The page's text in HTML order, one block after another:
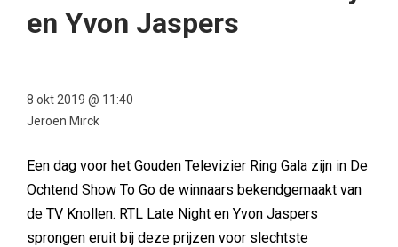
en Yvon Jaspers
8 okt 2019 @ 11:40
Jeroen Mirck
Een dag voor het Gouden Televizier Ring Gala zijn in De
Ochtend Show To Go de winnaars bekendgemaakt van
de TV Knollen. RTL Late Night en Yvon Jaspers
sprongen eruit bij deze prijzen voor slechtste